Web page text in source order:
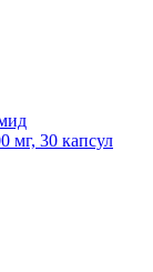
мг, 30 капсул